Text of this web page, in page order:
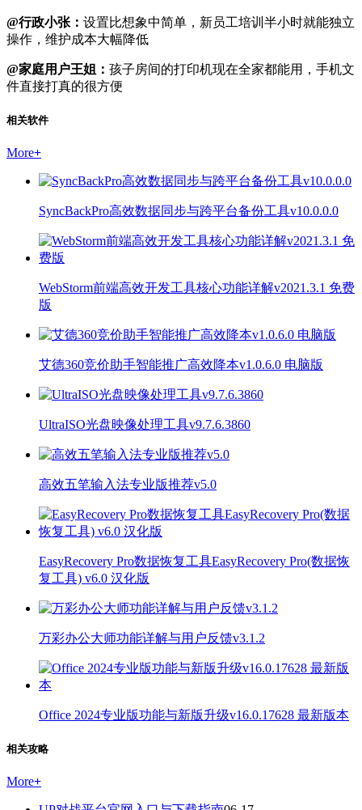
@行政小张： 设置比想象中简单，新员工培训半小时就能独立
操作，维护成本大幅降低
@家庭用户王姐： 孩子房间的打印机现在全家都能用，手机文
件直接打真的很方便
相关软件
More+
SyncBackPro高效数据同步与跨平台备份工具v10.0.0.0
WebStorm前端高效开发工具核心功能详解v2021.3.1 免费
版
艾德360竞价助手智能推广高效降本v1.0.6.0 电脑版
UltraISO光盘映像处理工具v9.7.6.3860
高效五笔输入法专业版推荐v5.0
EasyRecovery Pro数据恢复工具EasyRecovery Pro(数据恢
复工具) v6.0 汉化版
万彩办公大师功能详解与用户反馈v3.1.2
Office 2024专业版功能与新版升级v16.0.17628 最新版本
相关攻略
More+